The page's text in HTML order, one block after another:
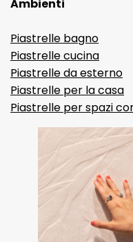
Ambienti
Piastrelle bagno
Piastrelle cucina
Piastrelle da esterno
Piastrelle per la casa
Piastrelle per spazi